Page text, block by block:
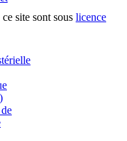
site sont sous licence